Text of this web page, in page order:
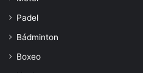
Padel
Bádminton
Boxeo